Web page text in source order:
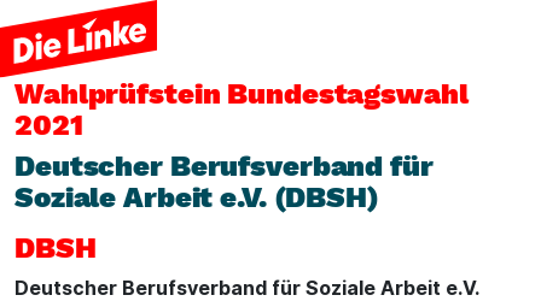
Wahlprüfstein Bundestagswahl
2021
Deutscher Berufsverband für
Soziale Arbeit e.V. (DBSH)
DBSH
Deutscher Berufsverband für Soziale Arbeit e.V.